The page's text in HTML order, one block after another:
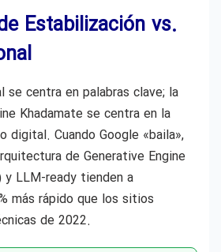
Estabilización vs.
se centra en palabras clave; la
Khadamate se centra en la
digital. Cuando Google «baila»,
de Generative Engine
y LLM-ready tienden a
más rápido que los sitios
de 2022.